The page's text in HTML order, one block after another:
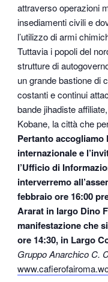
attraverso operazioni
insediamenti civili e
l’utilizzo di armi
Tuttavia i popoli del
strutture di
un grande bastione di
costanti e continui
bande jihadiste
Kobane, la città che
Pertanto accogliamo
internazionale e
l’Ufficio di
interverremo
febbraio ore 16:00
Ararat in largo Dino
manifestazione che
ore 14:30, in Largo
Gruppo Anarchico C.